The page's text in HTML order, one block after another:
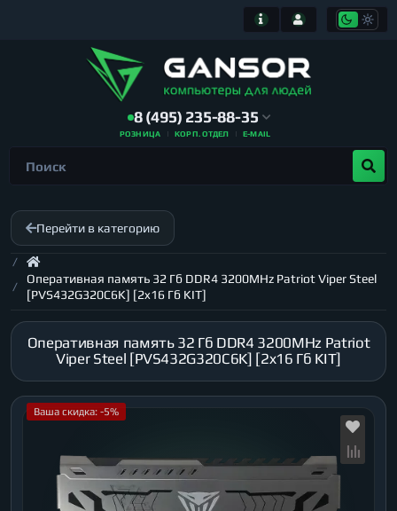
8 (495) 235-88-35
РОЗНИЦА КОРП. ОТДЕЛ E-MAIL
Перейти в категорию
Оперативная память 32 Гб DDR4 3200MHz Patriot Viper Steel
[PVS432G320C6K] [2x16 Гб KIT]
Оперативная память 32 Гб DDR4 3200MHz Patriot
Viper Steel [PVS432G320C6K] [2x16 Гб KIT]
Ваша скидка: -5%